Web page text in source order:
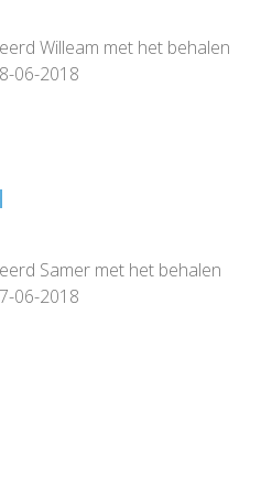
Willeam met het behalen
06-2018
Samer met het behalen
06-2018